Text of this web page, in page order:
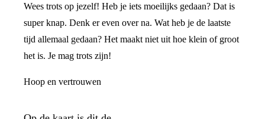
Wees trots op jezelf! Heb je iets moeilijks gedaan? Dat is
super knap. Denk er even over na. Wat heb je de laatste
tijd allemaal gedaan? Het maakt niet uit hoe klein of groot
het is. Je mag trots zijn!
Hoop en vertrouwen